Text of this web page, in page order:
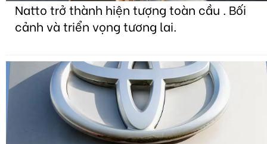
Natto trở thành hiện tượng toàn cầu . Bối
cảnh và triển vọng tương lai.